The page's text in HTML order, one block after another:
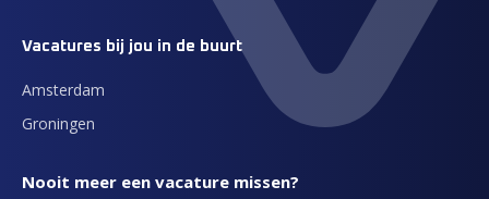
Vacatures bij jou in de buurt
Amsterdam
Groningen
Nooit meer een vacature missen?